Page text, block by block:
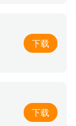
下载
下载